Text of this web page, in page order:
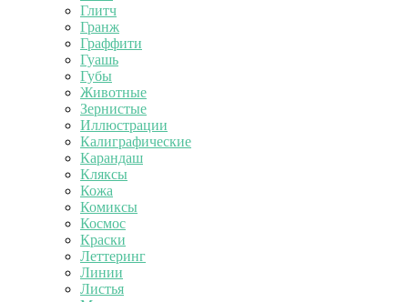
Глитч
Гранж
Граффити
Гуашь
Губы
Животные
Зернистые
Иллюстрации
Калиграфические
Карандаш
Кляксы
Кожа
Комиксы
Космос
Краски
Леттеринг
Линии
Листья